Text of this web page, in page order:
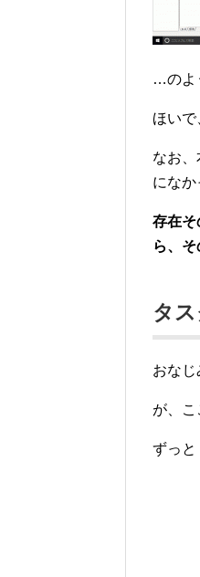
…のよ
ほいで
なお、
になか
存在そ
ら、そ
タ
おなじ
が、こ
ずっと